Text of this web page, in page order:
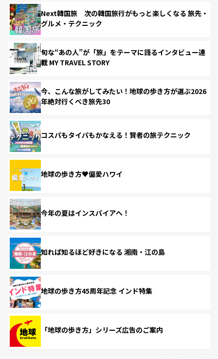
Next韓国旅 次の韓国旅行がもっと楽しくなる 旅先・
グルメ・テクニック
旬な“あの人”が「旅」をテーマに語るインタビュー連
載 MY TRAVEL STORY
今、こんな旅がしてみたい！地球の歩き方が選ぶ2026
年絶対行くべき旅先30
コスパもタイパもかなえる！賢者の旅テクニック
地球の歩き方♥偏愛ハワイ
今年の夏はインスパイアへ！
知れば知るほど好きになる 湘南・江の島
地球の歩き方45周年記念 インド特集
「地球の歩き方」シリーズ広告のご案内